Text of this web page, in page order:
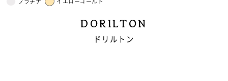
プラチナ イエローゴールド
DORILTON
ドリルトン